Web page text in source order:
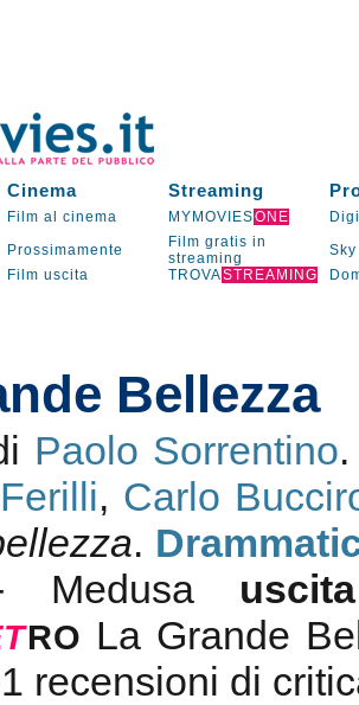
Cinema Streaming
Film al cinema MYMOVIESONE
Prossimamente
Film gratis in
streaming
Sky
Film uscita TROVASTREAMING
Bellezza
Paolo Sorrentino
, Carlo
.
TRO La Grande
recensioni di